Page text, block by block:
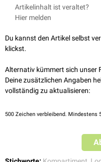
Artikelinhalt ist veraltet?
Hier melden
Du kannst den Artikel selbst
klickst.
Alternativ kümmert sich unser
Deine zusätzlichen Angaben
vollständig zu aktualisieren:
500 Zeichen verbleibend. Mindestens